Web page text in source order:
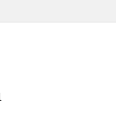
e-mail)